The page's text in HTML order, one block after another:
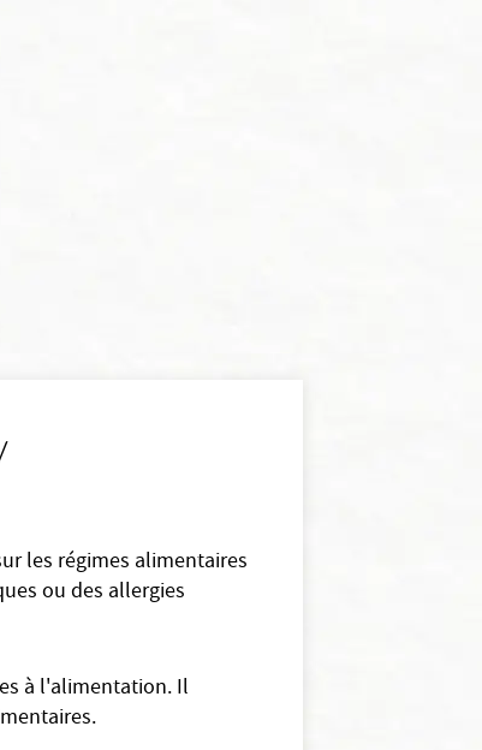
les régimes alimentaires
ou des allergies
à l'alimentation. Il